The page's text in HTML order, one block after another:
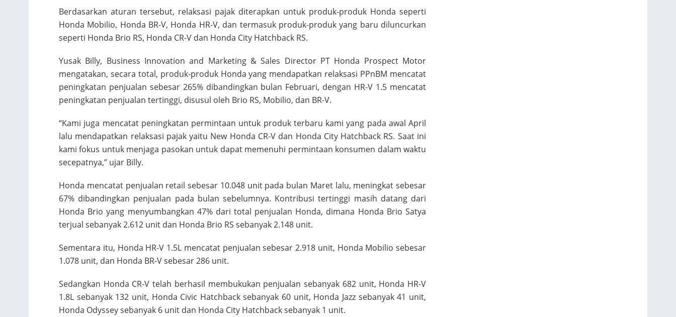
Berdasarkan aturan tersebut, relaksasi pajak diterapkan untuk produk-produk Honda seperti
Honda Mobilio, Honda BR-V, Honda HR-V, dan termasuk produk-produk yang baru diluncurkan
seperti Honda Brio RS, Honda CR-V dan Honda City Hatchback RS.
Yusak Billy, Business Innovation and Marketing & Sales Director PT Honda Prospect Motor
mengatakan, secara total, produk-produk Honda yang mendapatkan relaksasi PPnBM mencatat
peningkatan penjualan sebesar 265% dibandingkan bulan Februari, dengan HR-V 1.5 mencatat
peningkatan penjualan tertinggi, disusul oleh Brio RS, Mobilio, dan BR-V.
“Kami juga mencatat peningkatan permintaan untuk produk terbaru kami yang pada awal April
lalu mendapatkan relaksasi pajak yaitu New Honda CR-V dan Honda City Hatchback RS. Saat ini
kami fokus untuk menjaga pasokan untuk dapat memenuhi permintaan konsumen dalam waktu
secepatnya,” ujar Billy.
Honda mencatat penjualan retail sebesar 10.048 unit pada bulan Maret lalu, meningkat sebesar
67% dibandingkan penjualan pada bulan sebelumnya. Kontribusi tertinggi masih datang dari
Honda Brio yang menyumbangkan 47% dari total penjualan Honda, dimana Honda Brio Satya
terjual sebanyak 2.612 unit dan Honda Brio RS sebanyak 2.148 unit.
Sementara itu, Honda HR-V 1.5L mencatat penjualan sebesar 2.918 unit, Honda Mobilio sebesar
1.078 unit, dan Honda BR-V sebesar 286 unit.
Sedangkan Honda CR-V telah berhasil membukukan penjualan sebanyak 682 unit, Honda HR-V
1.8L sebanyak 132 unit, Honda Civic Hatchback sebanyak 60 unit, Honda Jazz sebanyak 41 unit,
Honda Odyssey sebanyak 6 unit dan Honda City Hatchback sebanyak 1 unit.